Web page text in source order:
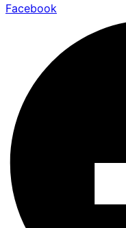
Facebook